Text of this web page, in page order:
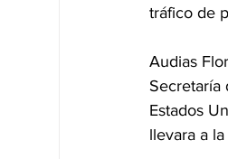
tráfico de
Audias
Secretaría
Estados
llevara a